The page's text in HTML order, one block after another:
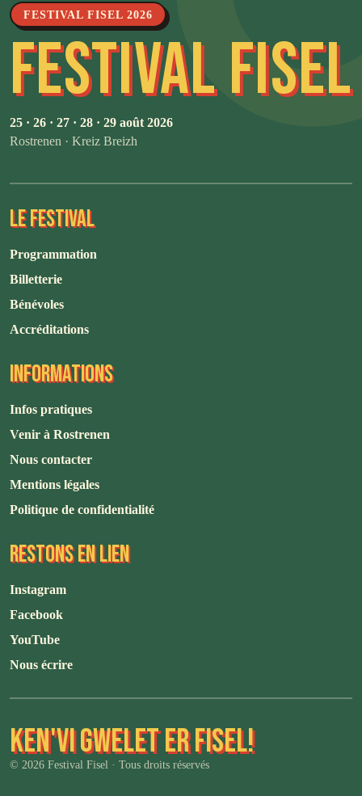
FESTIVAL FISEL 2026
FESTIVAL FISEL
25 · 26 · 27 · 28 · 29 août 2026
Rostrenen · Kreiz Breizh
LE FESTIVAL
Programmation
Billetterie
Bénévoles
Accréditations
INFORMATIONS
Infos pratiques
Venir à Rostrenen
Nous contacter
Mentions légales
Politique de confidentialité
RESTONS EN LIEN
Instagram
Facebook
YouTube
Nous écrire
KEN'VI GWELET ER FISEL!
© 2026 Festival Fisel · Tous droits réservés